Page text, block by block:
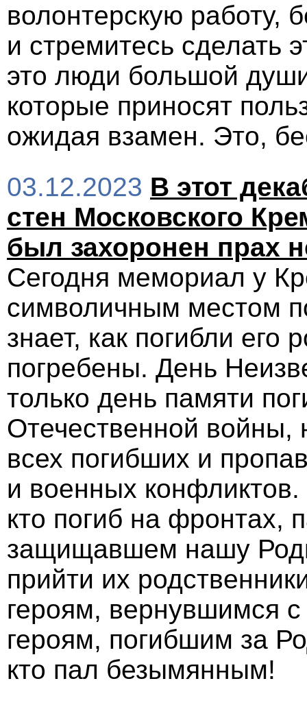
волонтерскую работу,
и стремитесь
это люди большой
которые приносят
ожидая взамен. Это,
03.12.2023 В этот
стен Московского
был захоронен прах
Сегодня мемориал у
символичным местом
знает, как погибли его
погребены. День
только день памяти
Отечественной войны,
всех погибших и
и военных
кто погиб на фронтах,
защищавшем нашу
прийти их
героям, вернувшимся
героям, погибшим за
кто пал безымянным!